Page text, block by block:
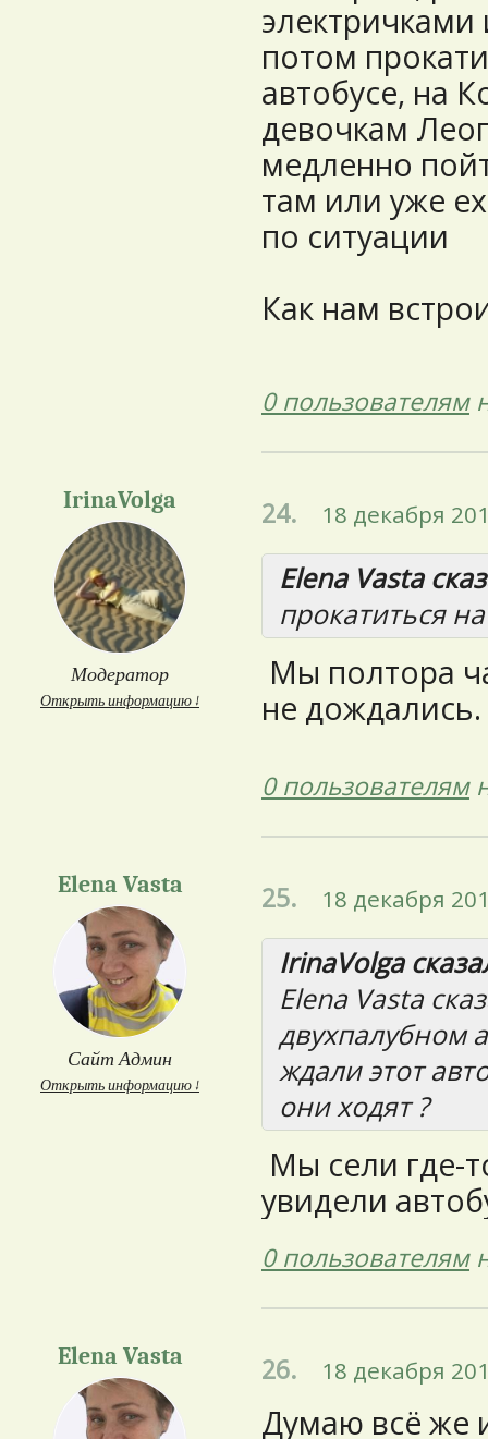
потом
автобусе, на
девочкам
медленно
там или уже
по ситуации
Как нам
0 пользователям
IrinaVolga
Модератор
Открыть информацию ↓
24. 18 декабря
Elena Vasta
прокатиться
Мы полтора
не дождались.
0 пользователям
Elena Vasta
Сайт Админ
Открыть информацию ↓
25. 18 декабря
IrinaVolga
Elena Vasta
двухпалубном
ждали этот
они ходят ?
Мы сели где-
увидели
0 пользователям
Elena Vasta 26. 18 декабря
Думаю всё же